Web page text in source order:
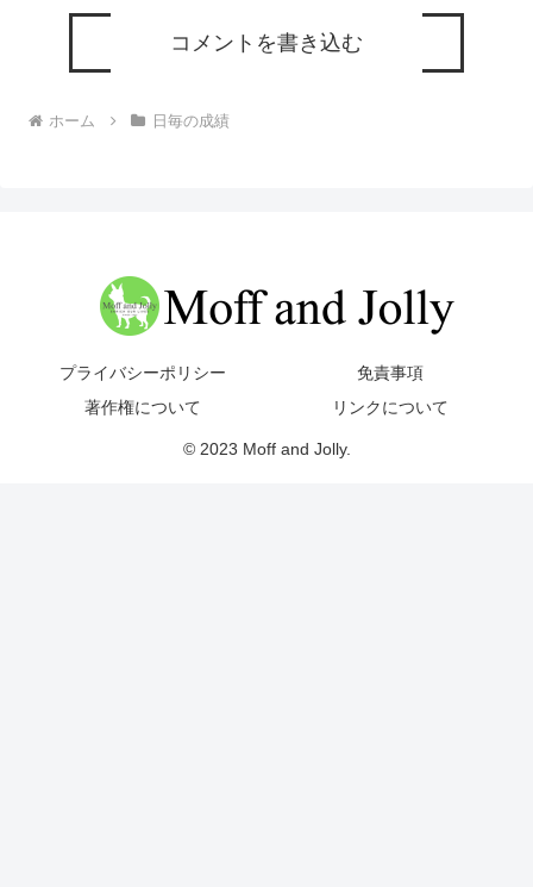
コメントを書き込む
ホーム 日毎の成績
プライバシーポリシー
免責事項
著作権について
リンクについて
© 2023 Moff and Jolly.